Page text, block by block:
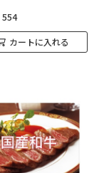
554
カートに入れる